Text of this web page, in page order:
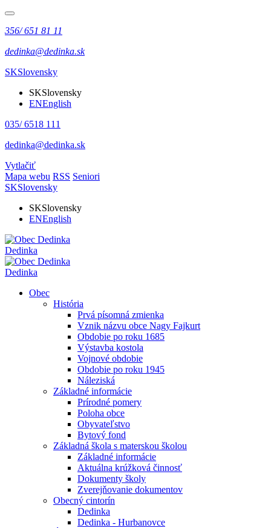
356/ 651 81 11
dedinka@dedinka.sk
SKSlovensky
SKSlovensky
ENEnglish
035/ 6518 111
dedinka@dedinka.sk
Vytlačiť
Mapa webu RSS Seniori
SKSlovensky
SKSlovensky
ENEnglish
Dedinka
Dedinka
Obec
História
Prvá písomná zmienka
Vznik názvu obce Nagy Fajkurt
Obdobie po roku 1685
Výstavba kostola
Vojnové obdobie
Obdobie po roku 1945
Náleziská
Základné informácie
Prírodné pomery
Poloha obce
Obyvateľstvo
Bytový fond
Základná škola s materskou školou
Základné informácie
Aktuálna krúžková činnosť
Dokumenty školy
Zverejňovanie dokumentov
Obecný cintorín
Dedinka
Dedinka - Hurbanovce